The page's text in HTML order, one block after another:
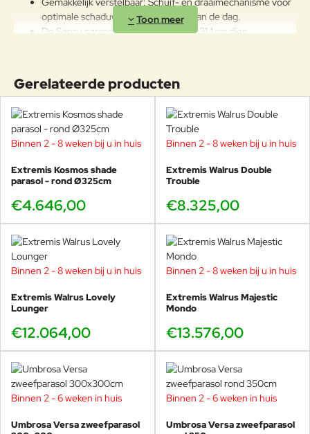
goed af met schoon water en
droog deze af met een zachte
doek om watervlekken te
corrosie. Bij langdurige opslag is
het aan te raden de parasol op een
blootstelling aan vocht en vuil te
minimaliseren. Zo blijft de
aluminium mast jarenlang sterk en
optimale schaduw op elke moment van de dag.
De Sensu parasol is 300cm breed en 314cm diep.
Het frame is gemaakt van gepoedercoat aluminium, het
Zeer eenvoudig schoon te houden.
Ook verkrijgbaar in een
tilted versie.
Gerelateerde producten
Binnen 2 - 8 weken bij u in huis
Extremis Kosmos shade
parasol - rond Ø325cm
€4.646,00
Binnen 2 - 8 weken bij u in huis
Extremis Walrus Double
Trouble
€8.325,00
Binnen 2 - 8 weken bij u in huis
Extremis Walrus Lovely
Lounger
€12.064,00
Binnen 2 - 8 weken bij u in huis
Extremis Walrus Majestic
Mondo
€13.576,00
Binnen 2 - 6 weken in huis
Umbrosa Versa zweefparasol
Binnen 2 - 6 weken in huis
Umbrosa Versa zweefparasol